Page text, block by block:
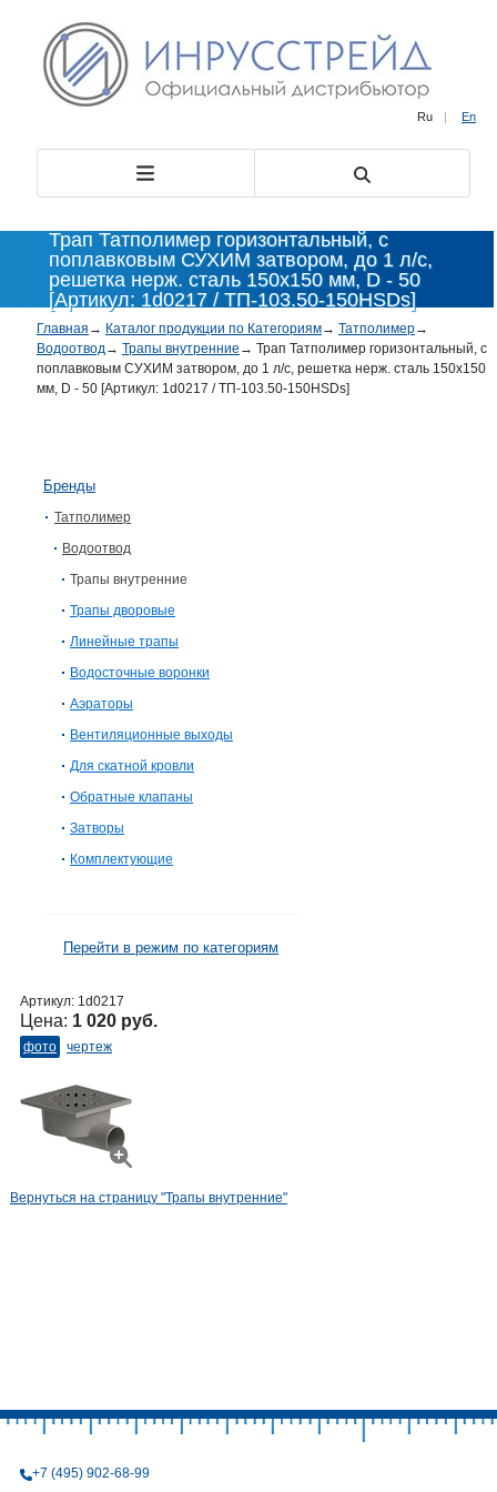
Ru | En
Трап Татполимер горизонтальный, с
поплавковым СУХИМ затвором, до 1 л/с,
решетка нерж. сталь 150x150 мм, D - 50
[Артикул: 1d0217 / ТП-103.50-150HSDs]
Главная → Каталог продукции по Категориям→ Татполимер→
Водоотвод→ Трапы внутренние → Трап Татполимер горизонтальный, с
поплавковым СУХИМ затвором, до 1 л/с, решетка нерж. сталь 150x150
мм, D - 50 [Артикул: 1d0217 / ТП-103.50-150HSDs]
Бренды
Татполимер
Водоотвод
Трапы внутренние
Трапы дворовые
Линейные трапы
Водосточные воронки
Аэраторы
Вентиляционные выходы
Для скатной кровли
Обратные клапаны
Затворы
Комплектующие
Перейти в режим по категориям
Артикул: 1d0217
Цена: 1 020 руб.
фото чертеж
Вернуться на страницу "Трапы внутренние"
+7 (495) 902-68-99